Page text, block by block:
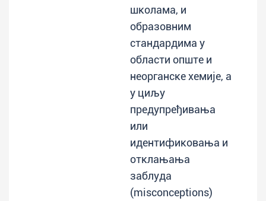
школама, и
образовним
стандардима у
области опште и
неорганске хемије, а
у циљу
предупређивања
или
идентификовања и
отклањања
заблуда
(misconceptions)